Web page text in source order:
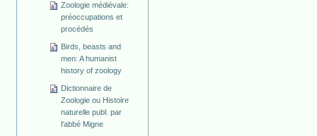
Zoologie médiévale:
préoccupations et
procédés
Birds, beasts and
men: A humanist
history of zoology
Dictionnaire de
Zoologie ou Histoire
naturelle publ. par
l'abbé Migne